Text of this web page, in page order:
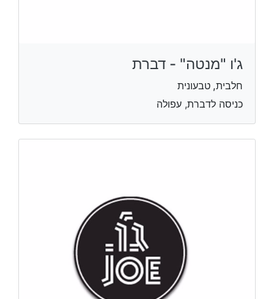
ג'ו "מנטה" - דברת
חלבית, טבעונית
כניסה לדברת, עפולה